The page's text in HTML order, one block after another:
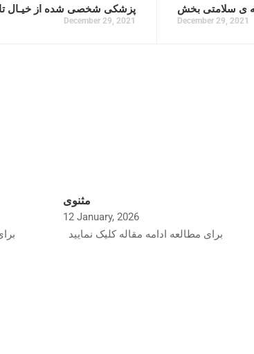
پزشکی شخصی شده از خیـال تا
December 29, 2021
ی سلامتی بخش
December 29, 2021
مثنوی
12 January, 2026
برای مطالعه ادامه مقاله کلیک نمایید